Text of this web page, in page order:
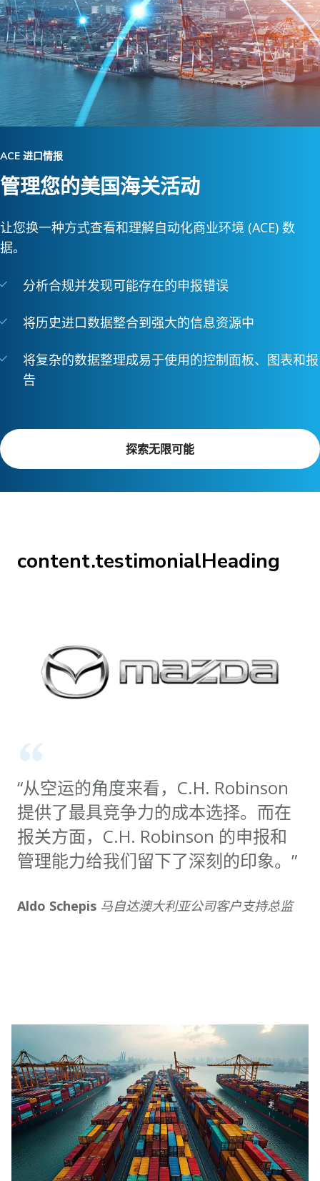
ACE 进口情报
管理您的美国海关活动
让您换一种方式查看和理解自动化商业环境 (ACE) 数
据。
分析合规并发现可能存在的申报错误
将历史进口数据整合到强大的信息资源中
将复杂的数据整理成易于使用的控制面板、图表和报
告
探索无限可能
content.testimonialHeading
“从空运的角度来看，C.H. Robinson
提供了最具竞争力的成本选择。而在
报关方面，C.H. Robinson 的申报和
管理能力给我们留下了深刻的印象。”
Aldo Schepis 马自达澳大利亚公司客户支持总监